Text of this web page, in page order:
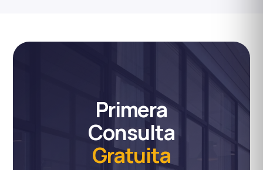
Primera
Consulta
Gratuita